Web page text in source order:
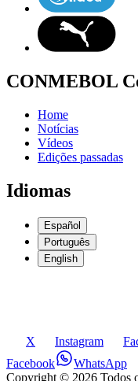
CONMEBOL
Home
Notícias
Vídeos
Edições passadas
Idiomas
Español
Português
English
X Instagram
Facebook
WhatsApp
Copyright © 2026 Todos